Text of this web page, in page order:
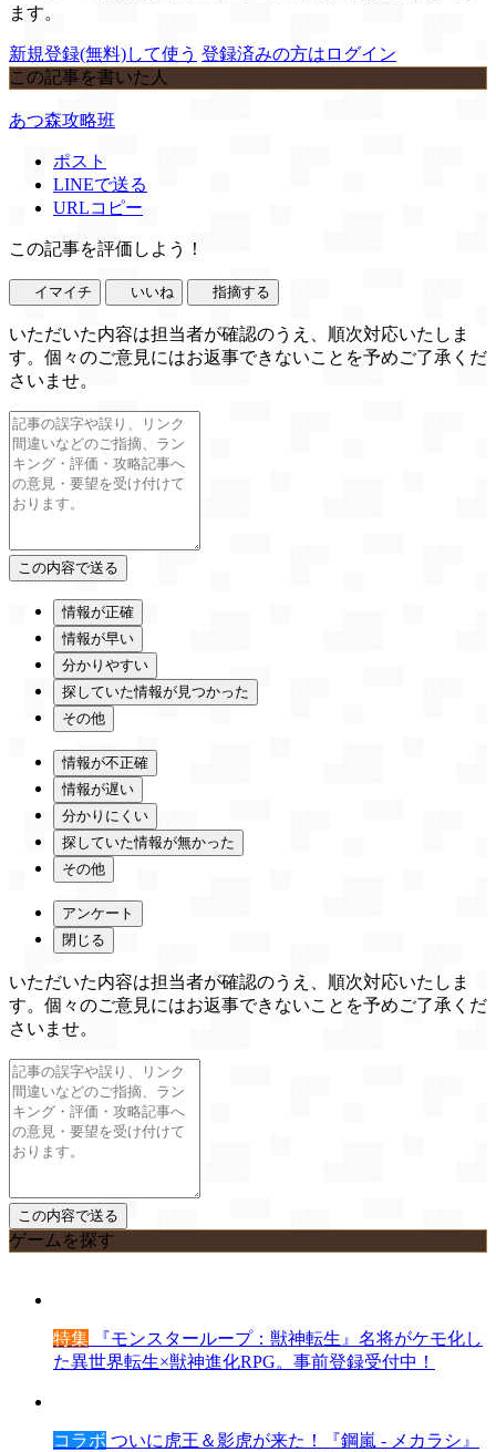
ます。
新規登録(無料)して使う 登録済みの方はログイン
この記事を書いた人
あつ森攻略班
ポスト
LINEで送る
URLコピー
この記事を評価しよう！
イマイチ いいね 指摘する
いただいた内容は担当者が確認のうえ、順次対応いたしま
す。個々のご意見にはお返事できないことを予めご了承くだ
さいませ。
情報が正確
情報が早い
分かりやすい
探していた情報が見つかった
その他
情報が不正確
情報が遅い
分かりにくい
探していた情報が無かった
その他
アンケート
閉じる
いただいた内容は担当者が確認のうえ、順次対応いたしま
す。個々のご意見にはお返事できないことを予めご了承くだ
さいませ。
ゲームを探す
特集 『モンスターループ：獣神転生』名将がケモ化し
た異世界転生×獣神進化RPG。事前登録受付中！
コラボ ついに虎王＆影虎が来た！『鋼嵐 - メカラシ』